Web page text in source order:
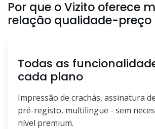
Por que o Vizito oferece
relação qualidade-preço
Todas as
cada plano
Impressão de crachás, assinatura
pré-registo, multilingue - sem
nível premium.